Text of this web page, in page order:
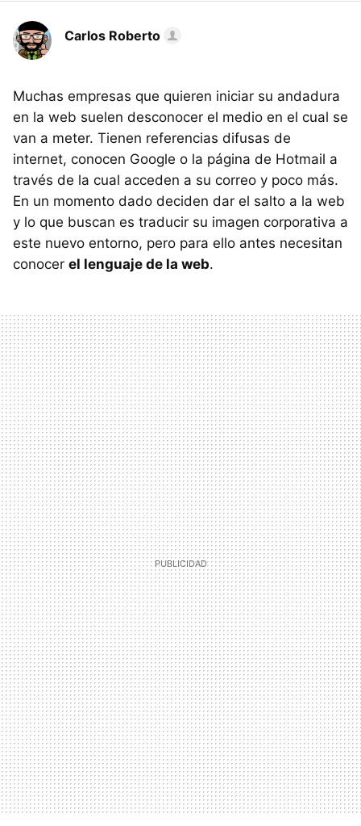
Carlos Roberto
Muchas empresas que quieren iniciar su andadura
en la web suelen desconocer el medio en el cual se
van a meter. Tienen referencias difusas de
internet, conocen Google o la página de Hotmail a
través de la cual acceden a su correo y poco más.
En un momento dado deciden dar el salto a la web
y lo que buscan es traducir su imagen corporativa a
este nuevo entorno, pero para ello antes necesitan
conocer el lenguaje de la web.